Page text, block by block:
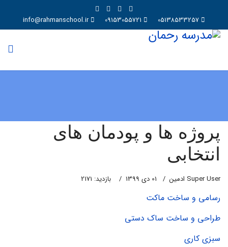
05138533257
09153055721
info@rahmanschool.ir
پروژه ها و پودمان های
انتخابی
Super User ادمین 01 دی 1399 بازدید: 2171
رسامی و ساخت ماکت
طراحی و ساخت ساک دستی
سبزی کاری